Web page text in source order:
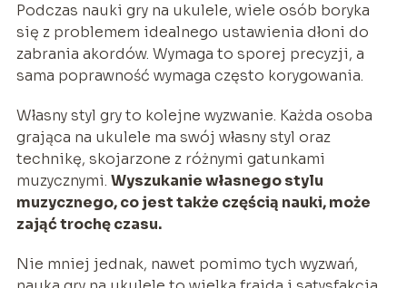
Podczas nauki gry na ukulele, wiele osób boryka
się z problemem idealnego ustawienia dłoni do
zabrania akordów. Wymaga to sporej precyzji, a
sama poprawność wymaga często korygowania.
Własny styl gry to kolejne wyzwanie. Każda osoba
grająca na ukulele ma swój własny styl oraz
technikę, skojarzone z różnymi gatunkami
muzycznymi. Wyszukanie własnego stylu
muzycznego, co jest także częścią nauki, może
zająć trochę czasu.
Nie mniej jednak, nawet pomimo tych wyzwań,